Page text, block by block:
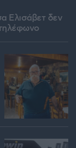
Ελισάβετ δεν